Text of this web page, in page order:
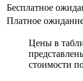
Бесплатное
Платное
Цены в
стоимости